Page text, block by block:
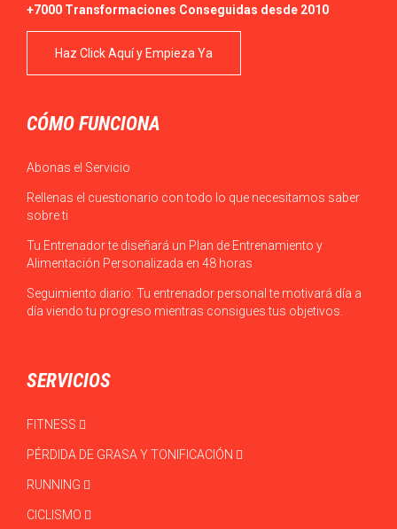
+7000 Transformaciones Conseguidas desde 2010
Haz Click Aquí y Empieza Ya
CÓMO FUNCIONA
Abonas el Servicio
Rellenas el cuestionario con todo lo que necesitamos saber
sobre ti
Tu Entrenador te diseñará un Plan de Entrenamiento y
Alimentación Personalizada en 48 horas
Seguimiento diario: Tu entrenador personal te motivará día a
día viendo tu progreso mientras consigues tus objetivos.
SERVICIOS
FITNESS
PÉRDIDA DE GRASA Y TONIFICACIÓN
RUNNING
CICLISMO